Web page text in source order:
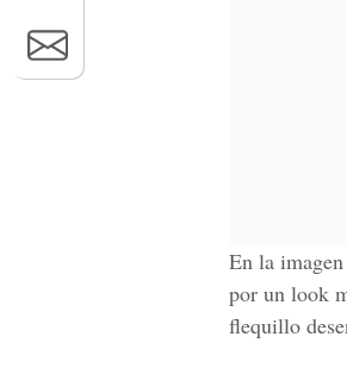
En la
por un look
flequillo